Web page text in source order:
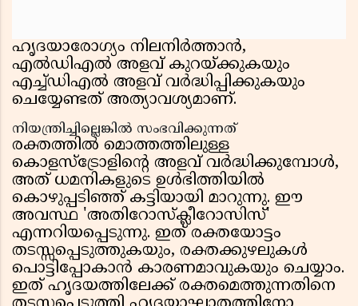
ഹൃദയാരോഗ്യം നിലനിർത്താൻ,
എൽഡിഎൽ അളവ് കുറയ്ക്കുകയും
എച്ച്ഡിഎൽ അളവ് വർദ്ധിപ്പിക്കുകയും
ചെയ്യേണ്ടത് അത്യാവശ്യമാണ്.
നിയന്ത്രിച്ചില്ലെങ്കിൽ സംഭവിക്കുന്നത്
രക്തത്തിൽ മൊത്തത്തിലുള്ള
കൊളസ്‌ട്രോളിന്റെ അളവ് വർദ്ധിക്കുമ്പോൾ,
അത് ധമനികളുടെ ഉൾഭിത്തിയിൽ
കൊഴുപ്പടിഞ്ഞ് കട്ടിയായി മാറുന്നു. ഈ
അവസ്ഥ 'അതിറോസ്ക്ലീറോസിസ്'
എന്നറിയപ്പെടുന്നു. ഇത് രക്തയോട്ടം
തടസ്സപ്പെടുത്തുകയും, രക്തക്കുഴലുകൾ
പൊട്ടിപ്പോകാൻ കാരണമാവുകയും ചെയ്യാം.
ഇത് ഹൃദയത്തിലേക്ക് രക്തമെത്തുന്നതിനെ